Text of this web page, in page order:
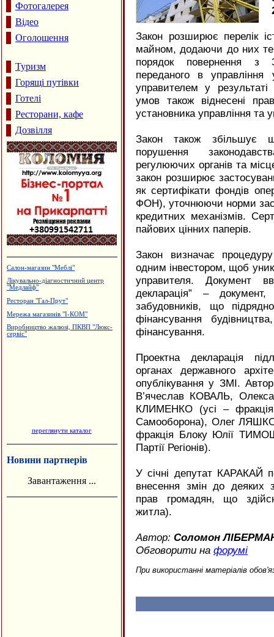
Фотогалерея
Відео
Оголошення
Туризм
Горящі путівки
Готелі
Ресторани, кафе
Дозвілля
Будівельний центр "ВАШ ДІМ"
Лікувально-діагностичний центр
"Медлюкс"
Виробництво солоду, ВАТ
Садиба зеленого туризму "Княжий
переглянути каталог
Новини партнерів
Завантаження ...
Закон розширює перелік
майном, додаючи до них
порядок повернення з
переданого в
управителем у
умов також віднесені
установника управління та
Закон також збільшує
порушення
регулюючих органів та
закон розширює
як сертифікати фондів
ФОН), уточнюючи норми
кредитних механізмів.
пайових цінних паперів.
Закон визначає
одним інвестором, щоб
управителя. Документ
декларація” –
забудовників, що
фінансування
фінансування.
Проектна декларація
органах державного
опублікування у ЗМІ.
В’ячеслав КОВАЛЬ,
КЛИМЕНКО (усі –
Самооборона), Олег
фракція Блоку Юлії
Партії Регіонів).
У січні депутат КАРАКАЙ
внесення змін до деяких
прав громадян, що
житла).
Автор: Соломон
Обговорити на форумі
При використанні матеріалів